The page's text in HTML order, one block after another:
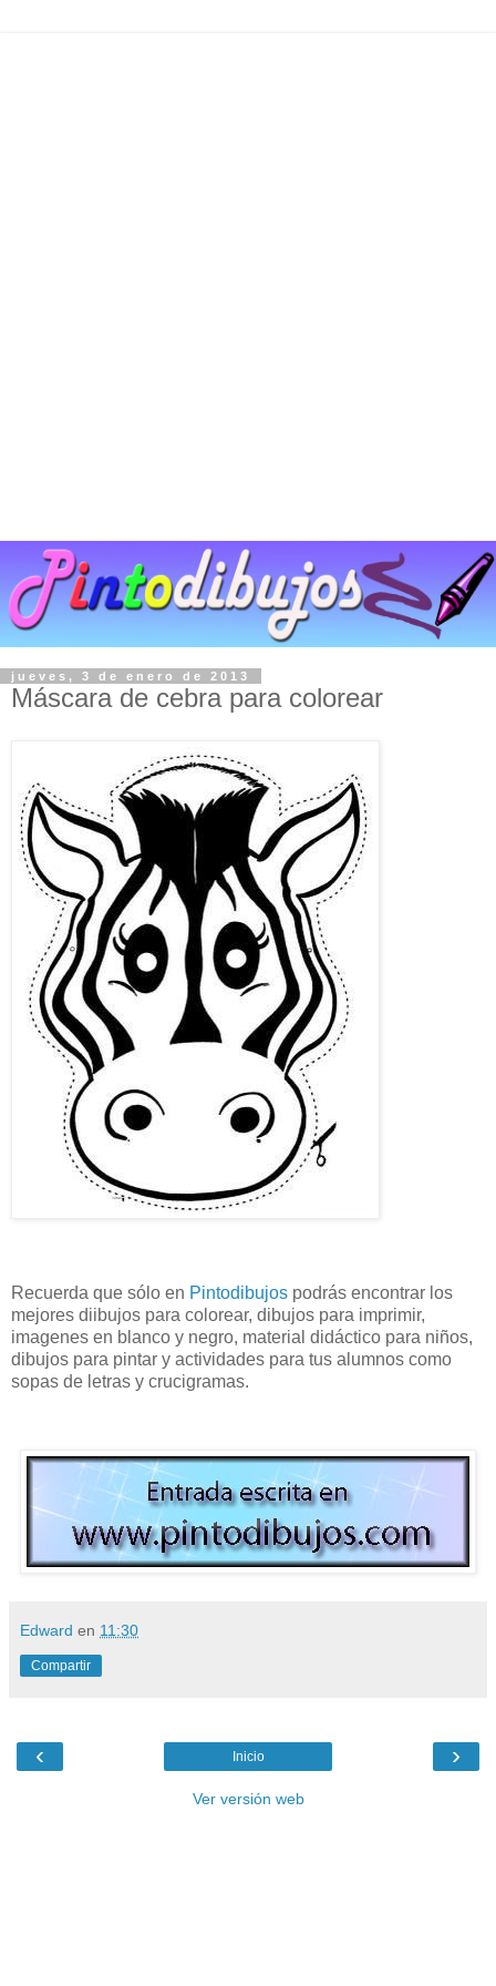
jueves, 3 de enero de 2013
Máscara de cebra para colorear
Recuerda que sólo en Pintodibujos podrás encontrar los
mejores diibujos para colorear, dibujos para imprimir,
imagenes en blanco y negro, material didáctico para niños,
dibujos para pintar y actividades para tus alumnos como
sopas de letras y crucigramas.
Edward en 11:30
Compartir
‹ ›
Inicio
Ver versión web